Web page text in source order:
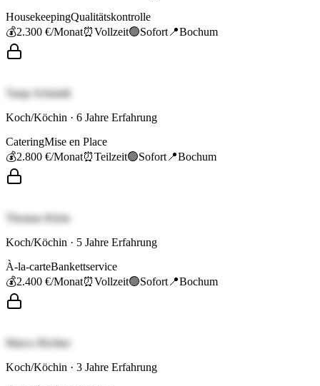
HousekeepingQualitätskontrolle
💰2.300 €/Monat⏰Vollzeit🟢Sofort 📍Bochum
Tanja Schmidt
Koch/Köchin · 6 Jahre Erfahrung
CateringMise en Place
💰2.800 €/Monat⏰Teilzeit🟢Sofort 📍Bochum
Thomas Klein
Koch/Köchin · 5 Jahre Erfahrung
À-la-carteBankettservice
💰2.400 €/Monat⏰Vollzeit🟢Sofort 📍Bochum
Marco Richter
Koch/Köchin · 3 Jahre Erfahrung